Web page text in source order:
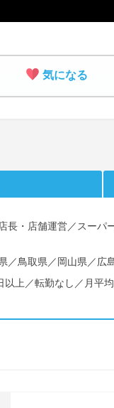
気になる
長・店舗運営／スーパ
／鳥取県／岡山県／広
以上／転勤なし／月平